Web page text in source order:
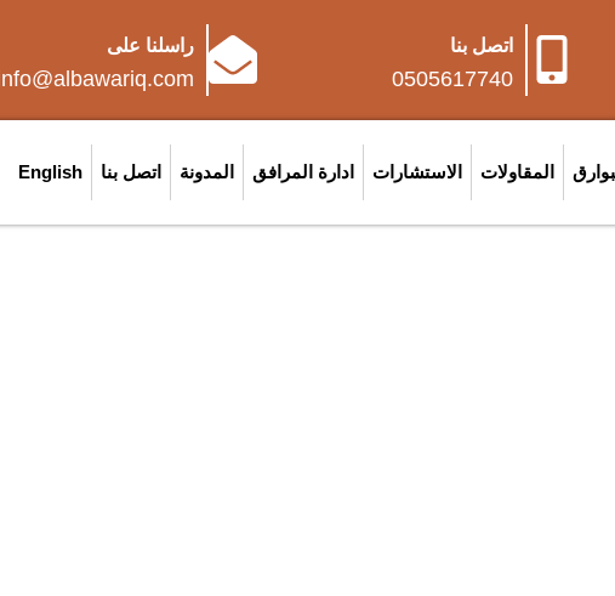
اتصل بنا
0505617740
راسلنا على
المقاولات الاستشارات ادارة المرافق المدونة اتصل بنا English